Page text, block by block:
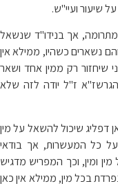
שיעור ועיי"ש.
אך בנידו"ד שנשאל
נשארים כשהיו, ממילא אין
שיחזור רק ממין אחד ושאר
הגרשז"א ז"ל יודה לזה שלא
דפליג שיכול להשאל על מין
כל המעשרות, אך בודאי
ומין, וכך המפריש מדגיש
בכל מין, ממילא אין כאן